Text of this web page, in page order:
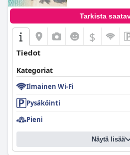
Tarkista
$
Tiedot
Kategoriat
Ilmainen Wi-Fi
Pysäköinti
Pieni
Näytä lisää